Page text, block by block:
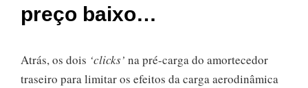
preço baixo…
Atrás, os dois ‘clicks’ na pré-carga do amortecedor
traseiro para limitar os efeitos da carga aerodinâmica